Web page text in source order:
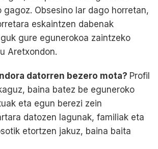
gagoz. Obsesino lar dago horretan,
eskaintzen dabenak
gure egunerokoa zaintzeko
Aretxondon.
datorren bezero mota? Profil
baina batez be eguneroko
eta egun berezi zein
datozen lagunak, familiak eta
etortzen jakuz, baina baita